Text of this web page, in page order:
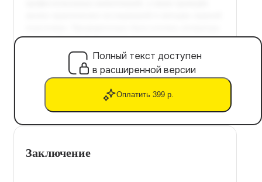
Полный текст доступен
в расширенной версии
Оплатить 399 р.
Заключение